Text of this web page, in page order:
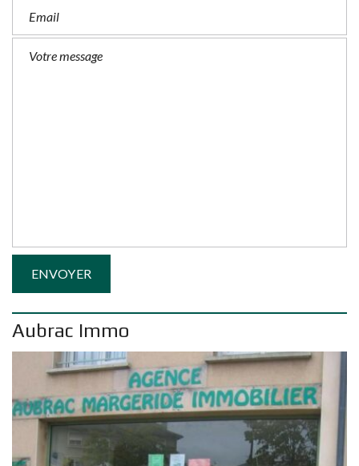
Aubrac Immo